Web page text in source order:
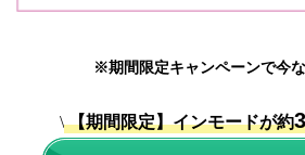
※期間限定キャンペーンで今
\ 【期間限定】インモードが約